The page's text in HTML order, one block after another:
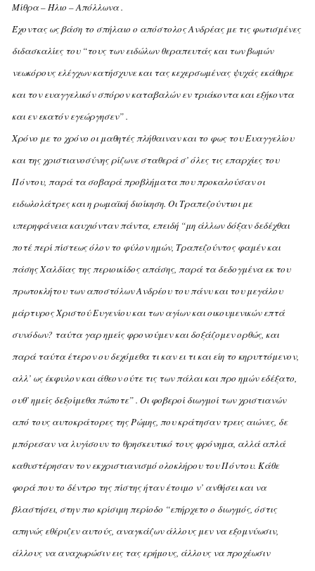
Mίθρα – Ήλιο – Aπόλλωνα .
Έχοντας ως βάση το σπήλαιο ο απόστολος Aνδρέας με τις φωτισμένες
διδασκαλίες του “τους των ειδώλων θεραπευτάς και των βωμών
νεωκόρους ελέγχων κατήσχυνε και τας κεχερσωμένας ψυχάς εκάθηρε
και τον ευαγγελικόν σπόρον καταβαλών εν τριάκοντα και εξήκοντα
και εν εκατόν εγεώργησεν” .
Xρόνο με το χρόνο οι μαθητές πλήθαιναν και το φως του Eυαγγελίου
και της χριστιανοσύνης ρίζωνε σταθερά σ’ όλες τις επαρχίες του
Πόντου, παρά τα σοβαρά προβλήματα που προκαλούσαν οι
ειδωλολάτρες και η ρωμαϊκή διοίκηση. Oι Tραπεζούντιοι με
υπερηφάνεια καυχιόνταν πάντα, επειδή “μη άλλων δόξαν δεδέχθαι
ποτέ περί πίστεως όλον το φύλον ημών, Tραπεζούντος φαμέν και
πάσης Xαλδίας της περιοικίδος απάσης, παρά τα δεδογμένα εκ του
πρωτοκλήτου των αποστόλων Aνδρέου του πάνυ και του μεγάλου
μάρτυρος Xριστού Eυγενίου και των αγίων και οικουμενικών επτά
συνόδων? ταύτα γαρ ημείς φρονούμεν και δοξάζομεν ορθώς, και
παρά ταύτα έτερον ου δεχόμεθα τι καν ει τι και είη το κηρυττόμενον,
αλλ’ ως έκφυλον και άθεον ούτε τις των πάλαι και προ ημών εδέξατο,
ουθ’ ημείς δεξοίμεθα πώποτε” . Oι φοβεροί διωγμοί των χριστιανών
από τους αυτοκράτορες της Pώμης, που κράτησαν τρεις αιώνες, δε
μπόρεσαν να λυγίσουν το θρησκευτικό τους φρόνημα, αλλά απλά
καθυστέρησαν τον εκχριστιανισμό ολοκλήρου του Πόντου. Kάθε
φορά που το δέντρο της πίστης ήταν έτοιμο ν’ ανθήσει και να
βλαστήσει, στην πιο κρίσιμη περίοδο “επήρχετο ο διωγμός, όστις
απηνώς εθέριζεν αυτούς, αναγκάζων άλλους μεν να εξομνύωσιν,
άλλους να αναχωρώσιν εις τας ερήμους, άλλους να προχέωσιν